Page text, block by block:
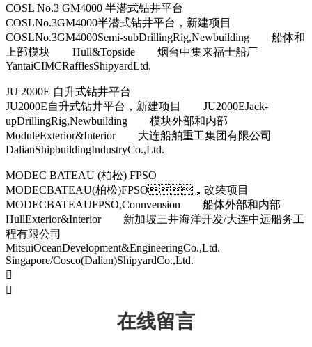
COSL No.3 GM4000 半潜式钻井平台
COSLNo.3GM4000半潜式钻井平台，新建项目
COSLNo.3GM4000Semi-subDrillingRig,Newbuilding 船体和
上部模块 Hull&Topside 烟台中集来福士船厂
YantaiCIMCRafflesShipyardLtd.
JU 2000E 自升式钻井平台
JU2000E自升式钻井平台，新建项目 JU2000EJack-
upDrillingRig,Newbuilding 模块外部和内部
ModuleExterior&Interior 大连船舶重工集团有限公司
DalianShipbuildingIndustryCo.,Ltd.
MODEC BATEAU (柏松) FPSO
MODECBATEAU(柏松)FPSO，改装项目
MODECBATEAUFPSO,Connvension 船体外部和内部
HullExterior&Interior 新加坡三井海洋开发/大连中远船务工
程有限公司
MitsuiOceanDevelopment&EngineeringCo.,Ltd.
Singapore/Cosco(Dalian)ShipyardCo.,Ltd.


在线留言